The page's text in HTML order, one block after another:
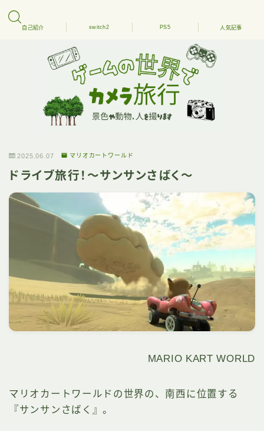
自己紹介 switch2 PS5 人気記事
2025.06.07 マリオカートワールド
ドライブ旅行！～サンサンさばく～
MARIO KART WORLD
マリオカートワールドの世界の、南西に位置する
『サンサンさばく』。